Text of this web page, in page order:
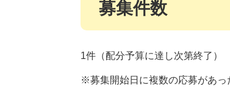
募集件数
1件（配分予算に達し次第終了）
※募集開始日に複数の応募があっ